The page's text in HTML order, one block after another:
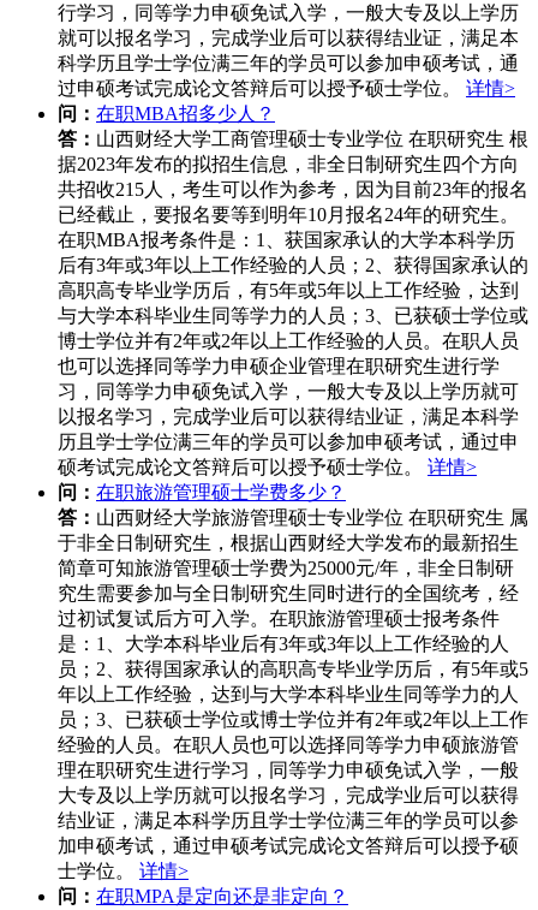
行学习，同等学力申硕免试入学，一般大专及以上学历
就可以报名学习，完成学业后可以获得结业证，满足本
科学历且学士学位满三年的学员可以参加申硕考试，通
过申硕考试完成论文答辩后可以授予硕士学位。 详情>
问： 在职MBA招多少人？
答： 山西财经大学工商管理硕士专业学位 在职研究生 根
据2023年发布的拟招生信息，非全日制研究生四个方向
共招收215人，考生可以作为参考，因为目前23年的报名
已经截止，要报名要等到明年10月报名24年的研究生。
在职MBA报考条件是：1、获国家承认的大学本科学历
后有3年或3年以上工作经验的人员；2、获得国家承认的
高职高专毕业学历后，有5年或5年以上工作经验，达到
与大学本科毕业生同等学力的人员；3、已获硕士学位或
博士学位并有2年或2年以上工作经验的人员。在职人员
也可以选择同等学力申硕企业管理在职研究生进行学
习，同等学力申硕免试入学，一般大专及以上学历就可
以报名学习，完成学业后可以获得结业证，满足本科学
历且学士学位满三年的学员可以参加申硕考试，通过申
硕考试完成论文答辩后可以授予硕士学位。 详情>
问： 在职旅游管理硕士学费多少？
答： 山西财经大学旅游管理硕士专业学位 在职研究生 属
于非全日制研究生，根据山西财经大学发布的最新招生
简章可知旅游管理硕士学费为25000元/年，非全日制研
究生需要参加与全日制研究生同时进行的全国统考，经
过初试复试后方可入学。在职旅游管理硕士报考条件
是：1、大学本科毕业后有3年或3年以上工作经验的人
员；2、获得国家承认的高职高专毕业学历后，有5年或5
年以上工作经验，达到与大学本科毕业生同等学力的人
员；3、已获硕士学位或博士学位并有2年或2年以上工作
经验的人员。在职人员也可以选择同等学力申硕旅游管
理在职研究生进行学习，同等学力申硕免试入学，一般
大专及以上学历就可以报名学习，完成学业后可以获得
结业证，满足本科学历且学士学位满三年的学员可以参
加申硕考试，通过申硕考试完成论文答辩后可以授予硕
士学位。 详情>
问： 在职MPA是定向还是非定向？